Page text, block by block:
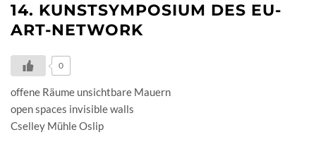
14. KUNSTSYMPOSIUM DES EU-
ART-NETWORK
0
offene Räume unsichtbare Mauern
open spaces invisible walls
Cselley Mühle Oslip